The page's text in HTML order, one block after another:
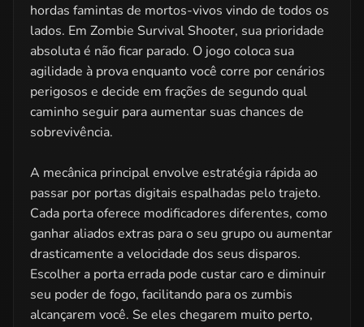
hordas famintas de mortos-vivos vindo de todos os
lados. Em Zombie Survival Shooter, sua prioridade
absoluta é não ficar parado. O jogo coloca sua
agilidade à prova enquanto você corre por cenários
perigosos e decide em frações de segundo qual
caminho seguir para aumentar suas chances de
sobrevivência.
A mecânica principal envolve estratégia rápida ao
passar por portas digitais espalhadas pelo trajeto.
Cada porta oferece modificadores diferentes, como
ganhar aliados extras para o seu grupo ou aumentar
drasticamente a velocidade dos seus disparos.
Escolher a porta errada pode custar caro e diminuir
seu poder de fogo, facilitando para os zumbis
alcançarem você. Se eles chegarem muito perto,